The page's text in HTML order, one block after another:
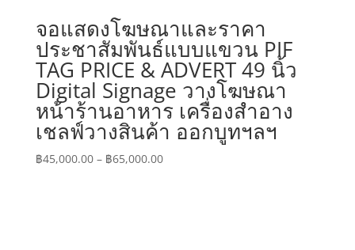
จอแสดงโฆษณาและราคา
ประชาสัมพันธ์แบบแขวน PIF
TAG PRICE & ADVERT 49 นิ้ว
Digital Signage วางโฆษณา
หน้าร้านอาหาร เครื่องสำอาง
เชลฟ์วางสินค้า ออกบูทฯลฯ
฿45,000.00 – ฿65,000.00Price